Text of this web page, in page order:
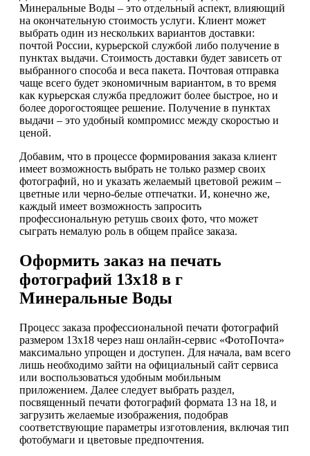
Минеральные Воды – это отдельный аспект, влияющий
на окончательную стоимость услуги. Клиент может
выбрать один из нескольких вариантов доставки:
почтой России, курьерской службой либо получение в
пунктах выдачи. Стоимость доставки будет зависеть от
выбранного способа и веса пакета. Почтовая отправка
чаще всего будет экономичным вариантом, в то время
как курьерская служба предложит более быстрое, но и
более дорогостоящее решение. Получение в пунктах
выдачи – это удобный компромисс между скоростью и
ценой.
Добавим, что в процессе формирования заказа клиент
имеет возможность выбрать не только размер своих
фотографий, но и указать желаемый цветовой режим –
цветные или черно-белые отпечатки. И, конечно же,
каждый имеет возможность запросить
профессиональную ретушь своих фото, что может
сыграть немалую роль в общем прайсе заказа.
Оформить заказ на печать
фотографий 13х18 в г
Минеральные Воды
Процесс заказа профессиональной печати фотографий
размером 13х18 через наш онлайн-сервис «ФотоПочта»
максимально упрощен и доступен. Для начала, вам всего
лишь необходимо зайти на официальный сайт сервиса
или воспользоваться удобным мобильным
приложением. Далее следует выбрать раздел,
посвященный печати фотографий формата 13 на 18, и
загрузить желаемые изображения, подобрав
соответствующие параметры изготовления, включая тип
фотобумаги и цветовые предпочтения.